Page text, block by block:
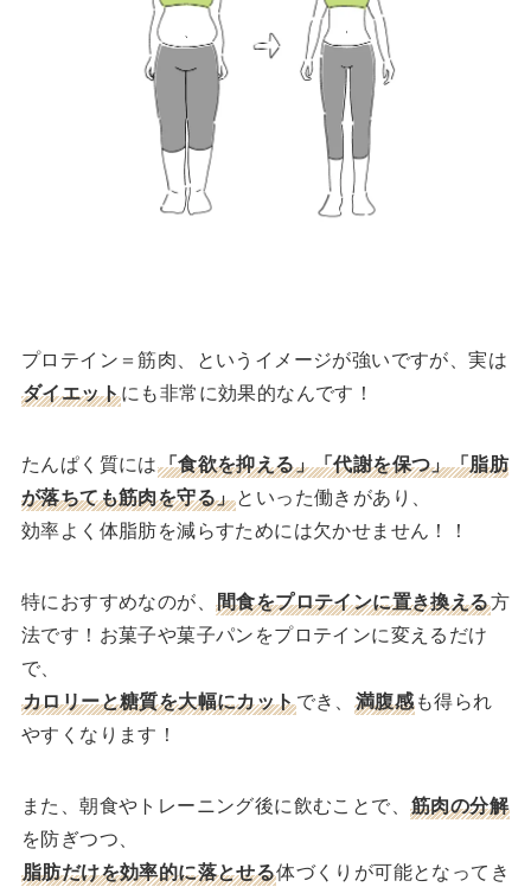
プロテイン＝筋肉、というイメージが強いですが、実は
ダイエットにも非常に効果的なんです！
たんぱく質には「食欲を抑える」「代謝を保つ」「脂肪
が落ちても筋肉を守る」といった働きがあり、
効率よく体脂肪を減らすためには欠かせません！！
特におすすめなのが、 間食をプロテインに置き換える方
法です！お菓子や菓子パンをプロテインに変えるだけ
で、
カロリーと糖質を大幅にカットでき、 満腹感も得られ
やすくなります！
また、朝食やトレーニング後に飲むことで、 筋肉の分解
を防ぎつつ、
脂肪だけを効率的に落とせる体づくりが可能となってき